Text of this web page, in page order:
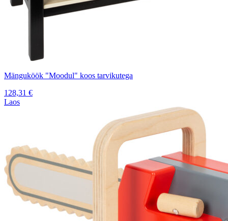
Mänguköök "Moodul" koos tarvikutega
128,31 €
Laos